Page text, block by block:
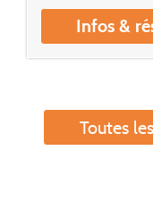
Infos &
Toutes